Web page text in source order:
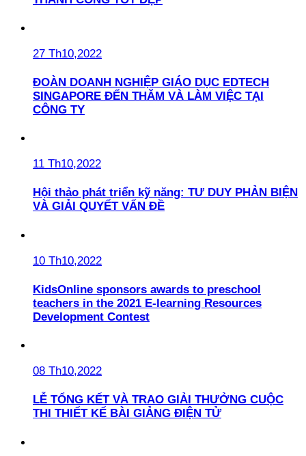
27 Th10,2022
ĐOÀN DOANH NGHIỆP GIÁO DỤC EDTECH
SINGAPORE ĐẾN THĂM VÀ LÀM VIỆC TẠI
CÔNG TY
11 Th10,2022
Hội thảo phát triển kỹ năng: TƯ DUY PHẢN BIỆN
VÀ GIẢI QUYẾT VẤN ĐỀ
10 Th10,2022
KidsOnline sponsors awards to preschool
teachers in the 2021 E-learning Resources
Development Contest
08 Th10,2022
LỄ TỔNG KẾT VÀ TRAO GIẢI THƯỞNG CUỘC
THI THIẾT KẾ BÀI GIẢNG ĐIỆN TỬ